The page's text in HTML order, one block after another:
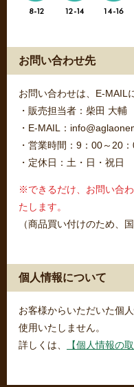
お問い合わせ先
お問い合わせは、E-MAIL
・販売担当者：柴田 大輔
・E-MAIL：
・営業時間：9：00～20
・定休日：土・日・祝日
※できるだけ、お問い合
たします。
（商品買い付けのため、
個人情報について
お客様からいただいた個
使用いたしません。
詳しくは、
【個人情報の